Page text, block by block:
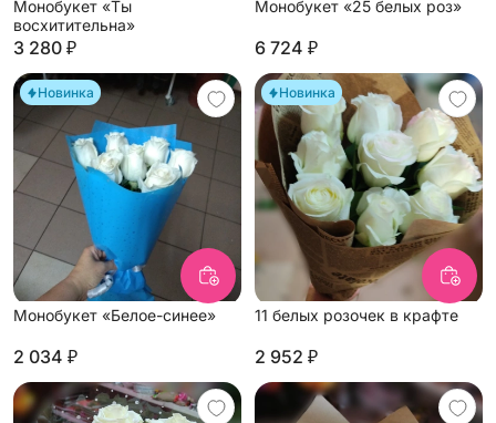
Монобукет «Ты
восхитительна»
3 280 ₽
Монобукет «25 белых роз»
6 724 ₽
Новинка
Монобукет «Белое-синее»
2 034 ₽
Новинка
11 белых розочек в крафте
2 952 ₽